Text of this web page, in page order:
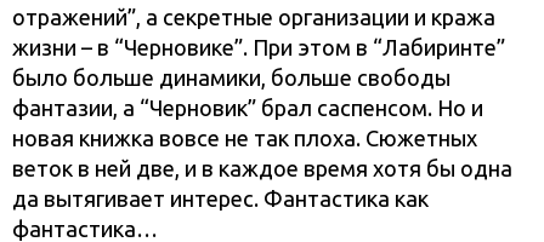
отражений”, а секретные организации и кража
жизни – в “Черновике”. При этом в “Лабиринте”
было больше динамики, больше свободы
фантазии, а “Черновик” брал саспенсом. Но и
новая книжка вовсе не так плоха. Сюжетных
веток в ней две, и в каждое время хотя бы одна
да вытягивает интерес. Фантастика как
фантастика…